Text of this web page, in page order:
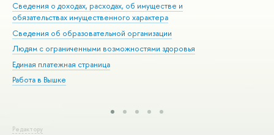
Сведения о доходах, расходах, об имуществе и
обязательствах имущественного характера
Сведения об образовательной организации
Людям с ограниченными возможностями здоровья
Единая платежная страница
Работа в Вышке
Редактору